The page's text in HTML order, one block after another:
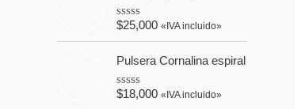
e
5
r
a
d
o
e
n
0
d
e
V
a
o
r
a
d
$25,000 «IVA incluido»
Pulsera Cornalina espiral
V
$18,000 «IVA incluido»